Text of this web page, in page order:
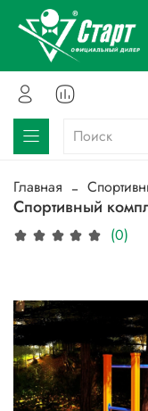
Главная
Спортивный
(0)